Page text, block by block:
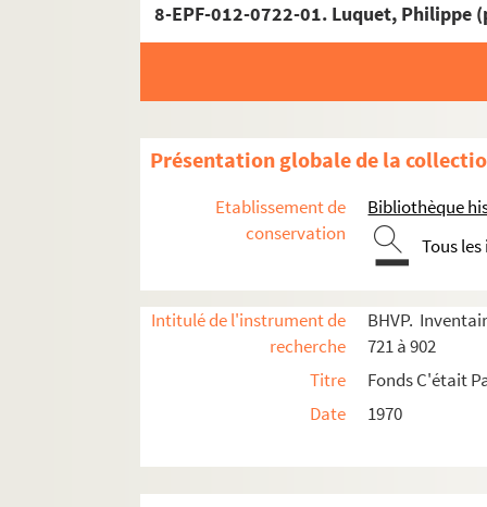
8-EPF-012-0722-01. Luquet, Philippe
Présentation globale de la
Etablissement de
conservation
Bibliothèque
Tous
Intitulé de l'instrument de
recherche
BHVP.
721 à 902
Titre
Fonds C'était
Date
1970
et 8earrondissements
4-EPF-012-1778-041. Plan de Paris
Carré 722